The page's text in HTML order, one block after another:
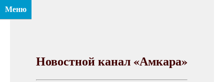
Меню
Новостной канал «Амкара»